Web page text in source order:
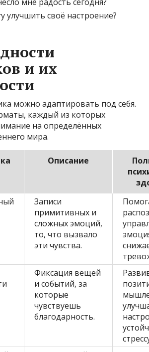
улучшить своё настроение?
и их
можно адаптировать под себя.
каждый из которых
на определённых
мира.
Описание
Записи
примитивных и
сложных эмоций,
то, что вызвало
эти чувства.
Фиксация вещей
и событий, за
которые
чувствуешь
благодарность.